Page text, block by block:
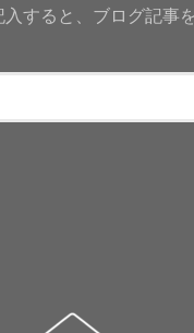
入すると、ブログ記事